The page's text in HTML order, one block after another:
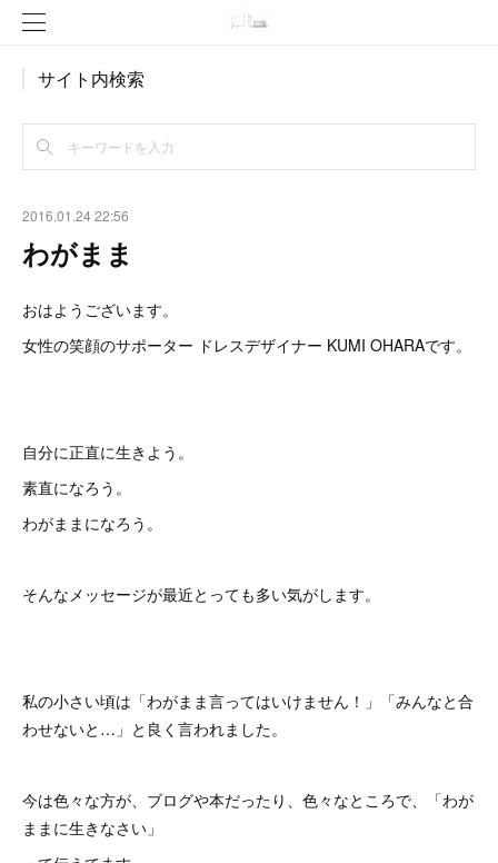
サイト内検索
2016.01.24 22:56
わがまま
おはようございます。
女性の笑顔のサポーター ドレスデザイナー KUMI OHARAです。
自分に正直に生きよう。
素直になろう。
わがままになろう。
そんなメッセージが最近とっても多い気がします。
私の小さい頃は「わがまま言ってはいけません！」「みんなと合
わせないと…」と良く言われました。
今は色々な方が、ブログや本だったり、色々なところで、「わが
ままに生きなさい」